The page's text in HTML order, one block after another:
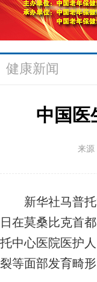
健康新闻
中国医
来
新华社马普托7
日在莫桑比克首
托中心医院医护
裂等面部发育畸形